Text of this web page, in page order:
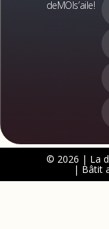
deMOIs’aile!
© 2026 | La
| Bâtit